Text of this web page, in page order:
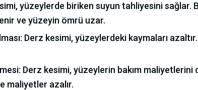
yüzeylerde biriken suyun tahliyesini sağlar.
ve yüzeyin ömrü uzar.
Derz kesimi, yüzeylerdeki kaymaları
Derz kesimi, yüzeylerin bakım maliyetlerini
maliyetler azalır.